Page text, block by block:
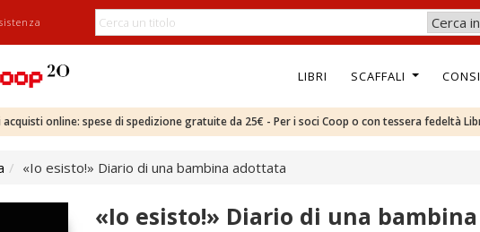
LIBRI SCAFFALI
acquisti online: spese di spedizione gratuite da 25€ - Per i soci Coop o con tessera fedeltà
«Io esisto!» Diario di una bambina adottata
«Io esisto!» Diario di una